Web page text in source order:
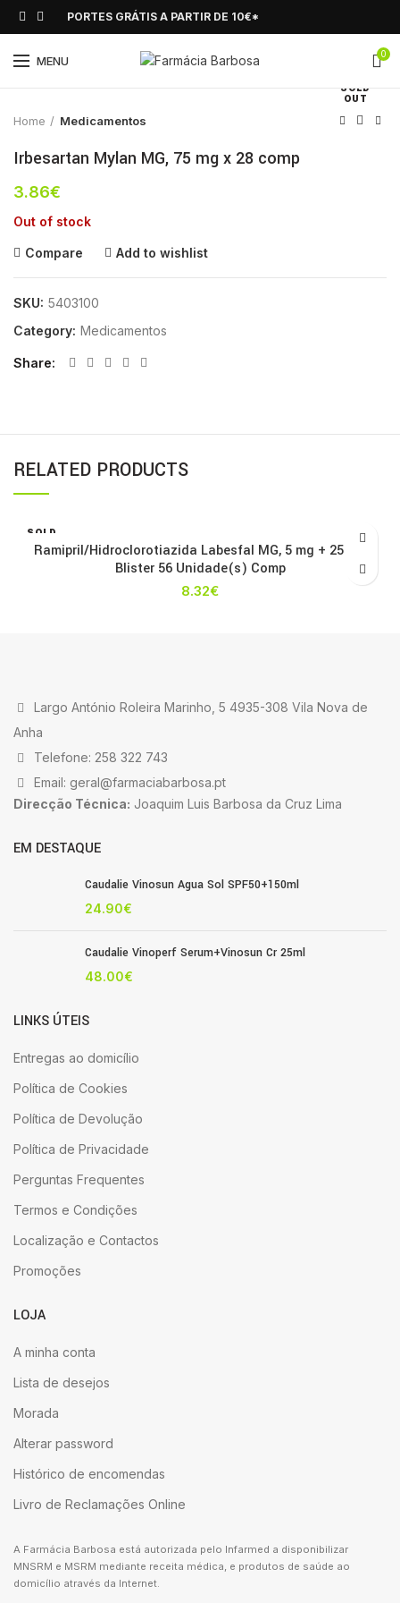
PORTES GRÁTIS A PARTIR DE 10€*
MENU 0
SOLD
OUT
Click to enlarge
Home Medicamentos
Irbesartan Mylan MG, 75 mg x 28 comp
3.86€
Out of stock
Compare Add to wishlist
SKU: 5403100
Category: Medicamentos
Share
RELATED PRODUCTS
SOLD
OUT
Ramipril/Hidroclorotiazida Labesfal MG, 5 mg + 25 mg
Blister 56 Unidade(s) Comp
8.32€
Largo António Roleira Marinho, 5 4935-308 Vila Nova de
Anha
Telefone: 258 322 743
Email: geral@farmaciabarbosa.pt
Direcção Técnica: Joaquim Luis Barbosa da Cruz Lima
EM DESTAQUE
Caudalie Vinosun Agua Sol SPF50+150ml
24.90€
Caudalie Vinoperf Serum+Vinosun Cr 25ml
48.00€
LINKS ÚTEIS
Entregas ao domicílio
Política de Cookies
Política de Devolução
Política de Privacidade
Perguntas Frequentes
Termos e Condições
Localização e Contactos
Promoções
LOJA
A minha conta
Lista de desejos
Morada
Alterar password
Histórico de encomendas
Livro de Reclamações Online
A Farmácia Barbosa está autorizada pelo Infarmed a disponibilizar
MNSRM e MSRM mediante receita médica, e produtos de saúde ao
domicílio através da Internet.